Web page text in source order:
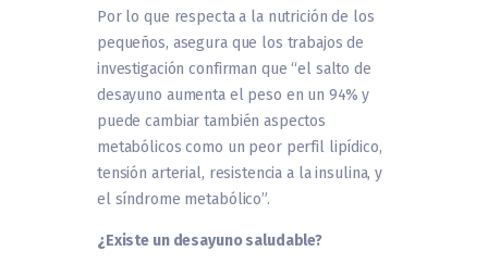
Por lo que respecta a la nutrición de los
pequeños, asegura que los trabajos de
investigación confirman que “el salto de
desayuno aumenta el peso en un 94% y
puede cambiar también aspectos
metabólicos como un peor perfil lipídico,
tensión arterial, resistencia a la insulina, y
el síndrome metabólico”.
¿Existe un desayuno saludable?